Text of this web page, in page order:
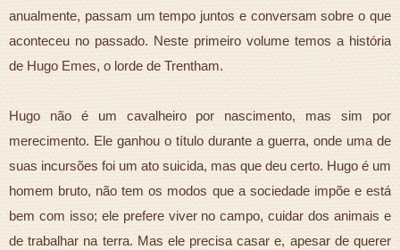
anualmente, passam um tempo juntos e conversam sobre o que
aconteceu no passado. Neste primeiro volume temos a história
de Hugo Emes, o lorde de Trentham.
Hugo não é um cavalheiro por nascimento, mas sim por
merecimento. Ele ganhou o título durante a guerra, onde uma de
suas incursões foi um ato suicida, mas que deu certo. Hugo é um
homem bruto, não tem os modos que a sociedade impõe e está
bem com isso; ele prefere viver no campo, cuidar dos animais e
de trabalhar na terra. Mas ele precisa casar e, apesar de querer